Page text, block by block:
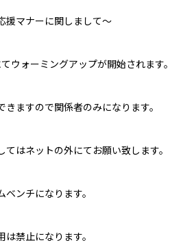
援マナーに関しまして〜
ウォーミングアップが開始されます。
ますので関係者のみになります。
はネットの外にてお願い致します。
ンチになります。
禁止になります。